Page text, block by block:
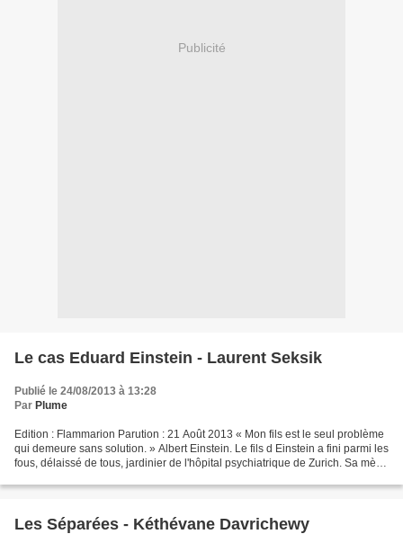
Publicité
Le cas Eduard Einstein - Laurent Seksik
Publié le 24/08/2013 à 13:28
Par Plume
Edition : Flammarion Parution : 21 Août 2013 « Mon fils est le seul problème
qui demeure sans solution. » Albert Einstein. Le fils d Einstein a fini parmi les
fous, délaissé de tous, jardinier de l'hôpital psychiatrique de Zurich. Sa mère,
Les Séparées - Kéthévane Davrichewy